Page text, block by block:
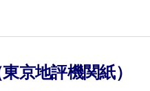
京地評機関紙）